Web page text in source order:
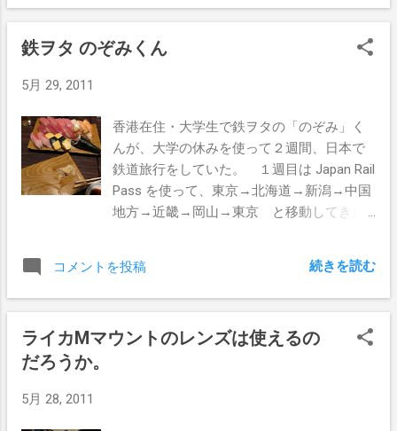
鉄ヲタ のぞみくん
5月 29, 2011
香港在住・大学生で鉄ヲタの「のぞみ」く
んが、大学の休みを使って２週間、日本で
鉄道旅行をしていた。 １週目は Japan Rail
Pass を使って、東京→北海道→新潟→中国
地方→近畿→岡山→東京 と移動してきた
間ずっと列車に乗っていたそうでｗ (新宿の
雛鮨) 27日の早朝に香港に帰るということ
よいか聞いたところ、お寿司がよいとのこ
コメントを投稿 続きを読む
ライカMマウントのレンズは使えるの
だろうか。
5月 28, 2011